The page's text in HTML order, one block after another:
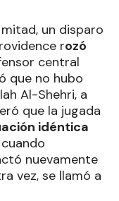
un disparo
rozó
central
que no hubo
Al-Shehri, a
que la jugada
idéntica
nuevamente
vez, se llamó a